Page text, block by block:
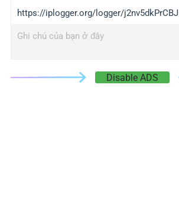
https://iplogger.org/logger/j2nv5dkPrCBJ
Ghi chú của bạn ở đây
Disable ADS